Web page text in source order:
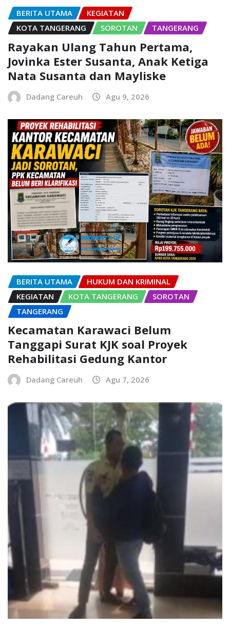
BERITA UTAMA
KEGIATAN
KOTA TANGERANG
SOROTAN TANGERANG
Rayakan Ulang Tahun Pertama,
Jovinka Ester Susanta, Anak Ketiga
Nata Susanta dan Mayliske
Dadang Careuh Agu 9, 2026
BERITA UTAMA
HUKUM DAN KRIMINAL
KEGIATAN
KOTA TANGERANG
SOROTAN
TANGERANG
Kecamatan Karawaci Belum
Tanggapi Surat KJK soal Proyek
Rehabilitasi Gedung Kantor
Dadang Careuh Agu 7, 2026